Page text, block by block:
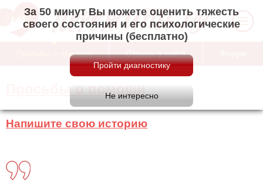
За 50 минут Вы можете оценить тяжесть
своего состояния и его психологические
причины (бесплатно)
Просьбы о помощи Отзывы о сайте
Просьбы о помощи
Напишите свою историю